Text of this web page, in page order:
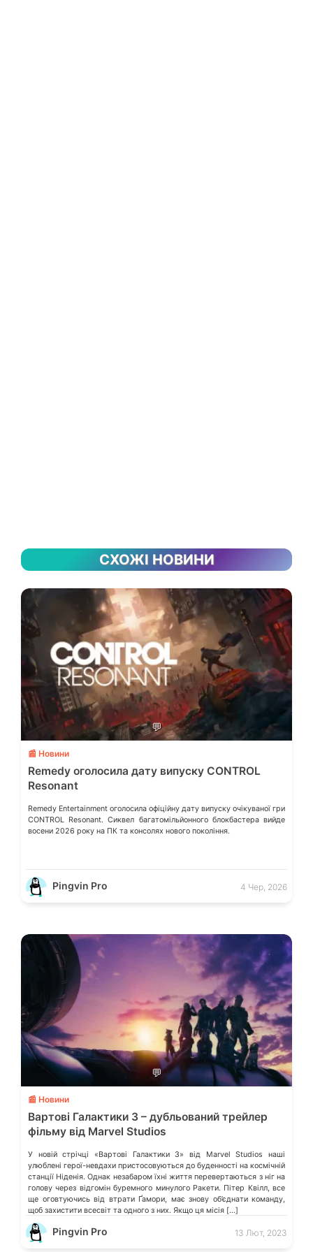
СХОЖІ НОВИНИ
💬
📰 Новини
Remedy оголосила дату випуску CONTROL
Resonant
Remedy Entertainment оголосила офіційну дату випуску очікуваної гри
CONTROL Resonant. Сиквел багатомільйонного блокбастера вийде
восени 2026 року на ПК та консолях нового покоління.
Pingvin Pro 4 Чер, 2026
💬
📰 Новини
Вартові Галактики 3 – дубльований трейлер
фільму від Marvel Studios
У новій стрічці «Вартові Галактики 3» від Marvel Studios наші
улюблені герої-невдахи пристосовуються до буденності на космічній
станції Ніденія. Однак незабаром їхні життя перевертаються з ніг на
голову через відгомін буремного минулого Ракети. Пітер Квілл, все
ще оговтуючись від втрати Ґамори, має знову об’єднати команду,
щоб захистити всесвіт та одного з них. Якщо ця місія […]
Pingvin Pro 13 Лют, 2023